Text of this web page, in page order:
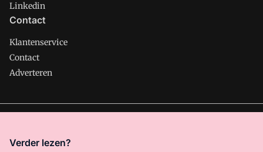
Linkedin
Contact
Klantenservice
Contact
Adverteren
ons manifestwaar VMN media voor staat. Op gebruik van
Verder lezen?